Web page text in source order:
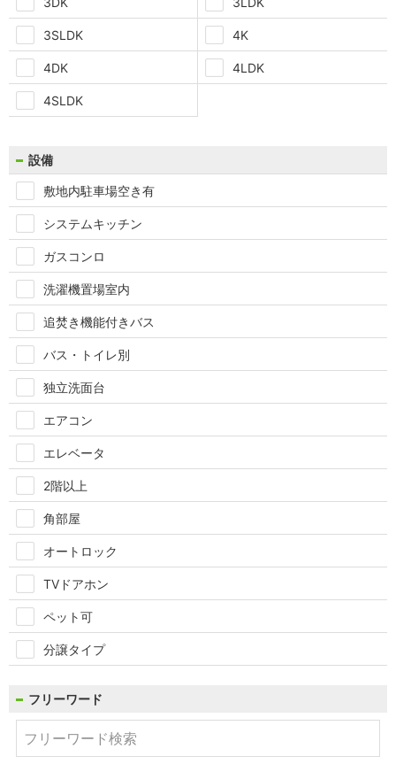
3SLDK 4K
4DK 4LDK
4SLDK
設備
敷地内駐車場空き有
システムキッチン
ガスコンロ
洗濯機置場室内
追焚き機能付きバス
バス・トイレ別
独立洗面台
エアコン
エレベータ
2階以上
角部屋
オートロック
TVドアホン
ペット可
分譲タイプ
フリーワード